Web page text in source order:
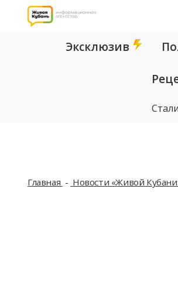
Эксклюзив
Главная Новости «Живой